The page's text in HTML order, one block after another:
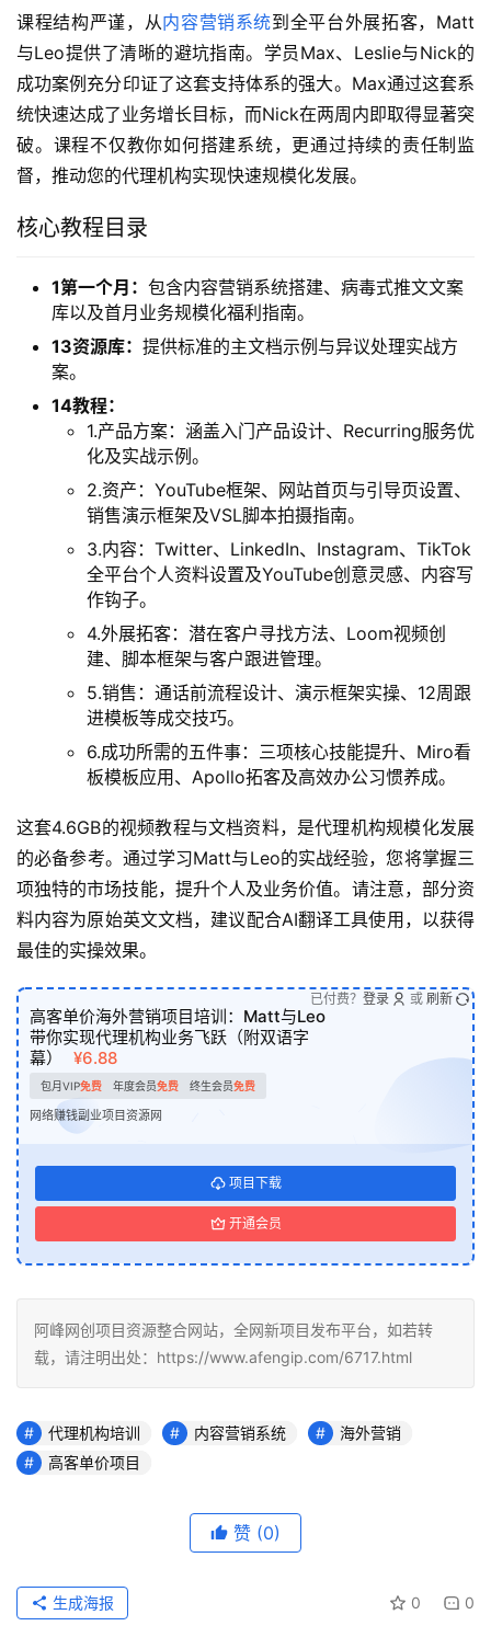
课程结构严谨，从内容营销系统到全平台外展拓客，Matt
与Leo提供了清晰的避坑指南。学员Max、Leslie与Nick的
成功案例充分印证了这套支持体系的强大。Max通过这套系
统快速达成了业务增长目标，而Nick在两周内即取得显著突
破。课程不仅教你如何搭建系统，更通过持续的责任制监
督，推动您的代理机构实现快速规模化发展。
核心教程目录
1第一个月： 包含内容营销系统搭建、病毒式推文文案
库以及首月业务规模化福利指南。
13资源库： 提供标准的主文档示例与异议处理实战方
案。
14教程：
1.产品方案：涵盖入门产品设计、Recurring服务优
化及实战示例。
2.资产：YouTube框架、网站首页与引导页设置、
销售演示框架及VSL脚本拍摄指南。
3.内容：Twitter、LinkedIn、Instagram、TikTok
全平台个人资料设置及YouTube创意灵感、内容写
作钩子。
4.外展拓客：潜在客户寻找方法、Loom视频创
建、脚本框架与客户跟进管理。
5.销售：通话前流程设计、演示框架实操、12周跟
进模板等成交技巧。
6.成功所需的五件事：三项核心技能提升、Miro看
板模板应用、Apollo拓客及高效办公习惯养成。
这套4.6GB的视频教程与文档资料，是代理机构规模化发展
的必备参考。通过学习Matt与Leo的实战经验，您将掌握三
项独特的市场技能，提升个人及业务价值。请注意，部分资
料内容为原始英文文档，建议配合AI翻译工具使用，以获得
最佳的实操效果。
高客单价海外营销项目培训：Matt与Leo
带你实现代理机构业务飞跃（附双语字
幕）
¥6.88
包月VIP免费 年度会员免费 终生会员免费
网络赚钱副业项目资源网
项目下载
开通会员
已付费？ 登录 或 刷新
阿峰网创项目资源整合网站，全网新项目发布平台，如若转
载，请注明出处：https://www.afengip.com/6717.html
代理机构培训 内容营销系统
海外营销
高客单价项目
赞 (0)
0 0
生成海报